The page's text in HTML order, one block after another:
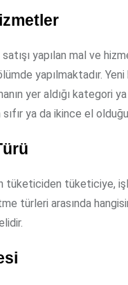
yapılan mal ve
yapılmaktadır.
yer aldığı kategori
ya da ikince el
tüketiciden tüketiciye,
türleri arasında